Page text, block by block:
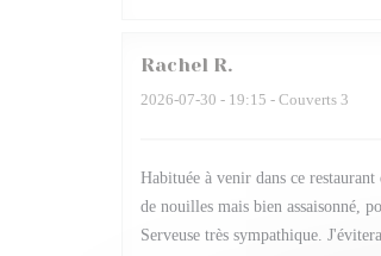
Rachel R
2026-07-30 - 19:15 - Couverts 3
Habituée à venir dans ce
de nouilles mais bien assaisonné,
Serveuse très sympathique.